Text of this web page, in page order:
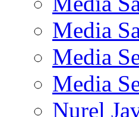
Media
Media
Media
Nurel